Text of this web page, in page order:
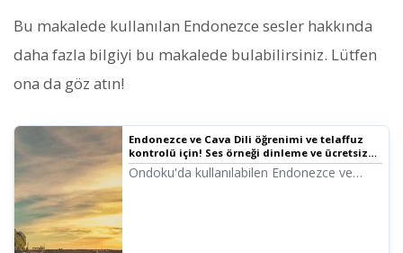
Bu makalede kullanılan Endonezce sesler hakkında
daha fazla bilgiyi bu makalede bulabilirsiniz. Lütfen
ona da göz atın!
Endonezce ve Cava Dili öğrenimi ve telaffuz
kontrolü için! Ses örneği dinleme ve ücretsiz
metin okuma "Ondoku" nasıl kullanılır?
Ondoku'da kullanılabilen Endonezce ve